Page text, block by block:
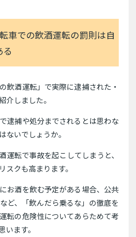
車での飲酒運転の罰則は自
飲酒運転」で実際に逮捕された・
介しました。
逮捕や処分までされるとは思わな
ないでしょうか。
運転で事故を起こしてしまうと、
スクも高まります。
お酒を飲む予定がある場合、公共
ど、「飲んだら乗るな」の徹底を
転の危険性についてあらためて考
います。